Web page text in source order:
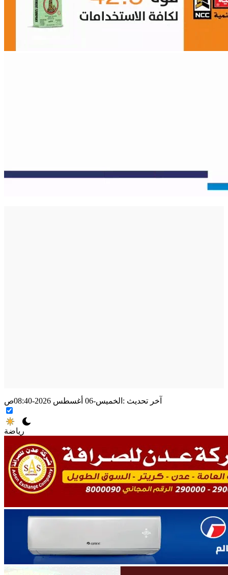
آخر تحديث : الخميس-06 أغسطس 2026-08:40ص
رياضة